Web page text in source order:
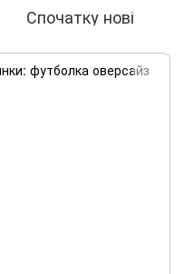
Спочатку нові